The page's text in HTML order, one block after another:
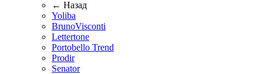
← Назад
Yoliba
BrunoVisconti
Lettertone
Portobello Trend
Prodir
Senator